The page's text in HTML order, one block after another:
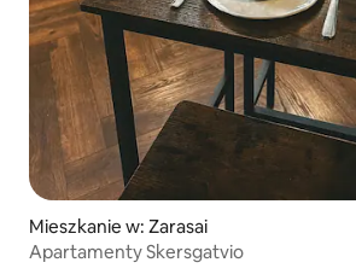
Mieszkanie w: Zarasai
Apartamenty Skersgatvio